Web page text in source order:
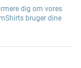
dig om vores
bruger dine